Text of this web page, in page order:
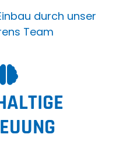
durch unser
Team